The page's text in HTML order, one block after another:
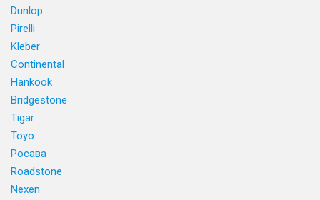
Dunlop
Pirelli
Kleber
Continental
Hankook
Bridgestone
Tigar
Toyo
Росава
Roadstone
Nexen